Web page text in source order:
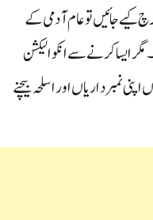
کیے جائیں تو عام آدمی کے
ایسا کرنے سے انکو الیکشن
نمبرداریاں اور اسلحہ بیچنے